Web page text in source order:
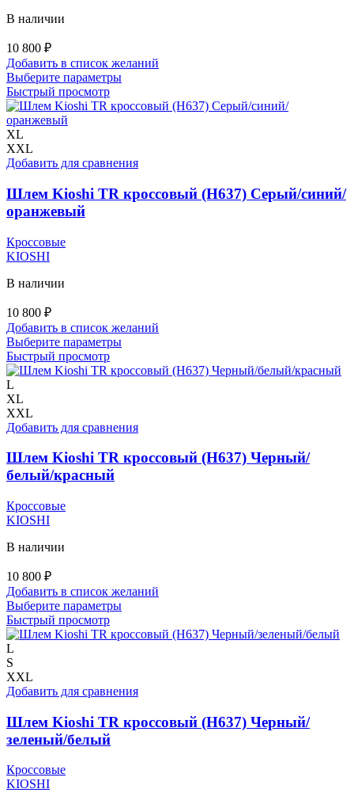
В наличии
10 800 ₽
Добавить в список желаний
Выберите параметрыЭтот
имеет
можно
на
странице
Быстрый просмотр
XL
XXL
Добавить для сравнения
Шлем Kioshi TR кроссовый (H637) Серый/синий/
оранжевый
Кроссовые
KIOSHI
В наличии
10 800 ₽
Добавить в список желаний
Выберите параметрыЭтот
имеет
можно
на
странице
Быстрый просмотр
L
XL
XXL
Добавить для сравнения
Шлем Kioshi TR кроссовый (H637) Черный/
белый/красный
Кроссовые
KIOSHI
В наличии
10 800 ₽
Добавить в список желаний
Выберите параметрыЭтот
имеет
можно
на
странице
Быстрый просмотр
L
S
XXL
Добавить для сравнения
Шлем Kioshi TR кроссовый (H637) Черный/
зеленый/белый
Кроссовые
KIOSHI